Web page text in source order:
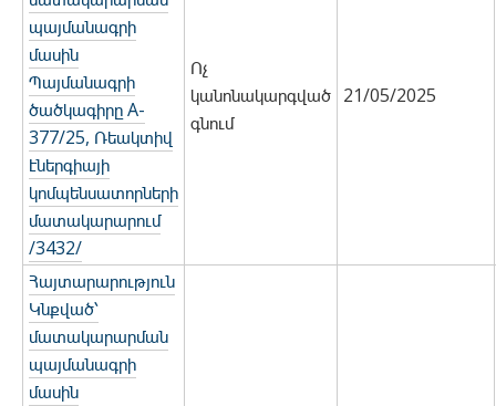
պայմանագրի
մասին
Պայմանագրի
ծածկագիրը A-
377/25, Ռեակտիվ
էներգիայի
կոմպենսատորների
մատակարարում
/3432/
Ոչ
կանոնակարգված
գնում
21/05/2025
Հայտարարություն
Կնքված՝
մատակարարման
պայմանագրի
մասին